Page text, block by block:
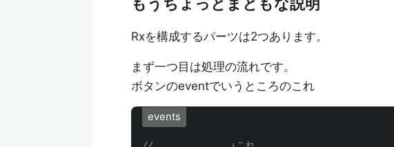
Rxを構成するパーツは2つあります。
まず一つ目は処理の流れです。
ボタンのeventでいうところのこれ
events